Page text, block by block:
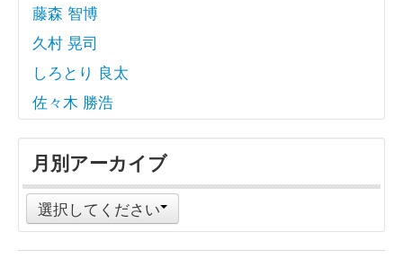
藤森 智博
久村 晃司
しろとり 良太
佐々木 勝浩
月別アーカイブ
選択してください